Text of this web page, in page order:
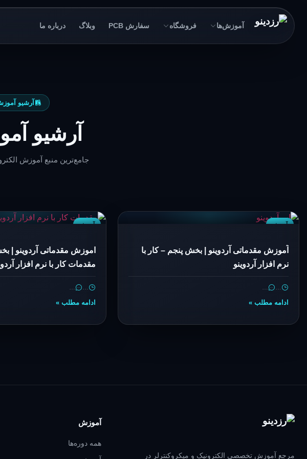
آموزش‌ها فروشگاه سفارش PCB وبلاگ درباره ما
آرشیو
آرشیو
جامع‌ترین منبع آموزش
آردوینو
آموزش مقدماتی آردوینو | بخش پنجم – کار با
نرم افزار آردوینو
…
…
ادامه مطلب »
آردوینو
اموزش مقدماتی آردوینو |
مقدمات کار با نرم افزار
…
…
ادامه مطلب »
مرجع آموزش تخصصی الکترونیک و میکروکنترلر در
آموزش
همه دوره‌ها